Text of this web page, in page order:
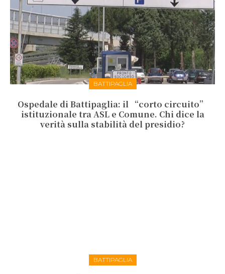
BATTIPAGLIA
Ospedale di Battipaglia: il “corto circuito”
istituzionale tra ASL e Comune. Chi dice la
verità sulla stabilità del presidio?
BATTIPAGLIA